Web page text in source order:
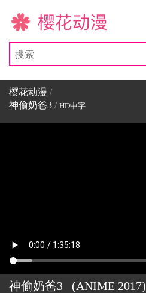
樱花动漫
樱花动漫 /
神偷奶爸3 / HD中字
神偷奶爸3 (ANIME 2017)